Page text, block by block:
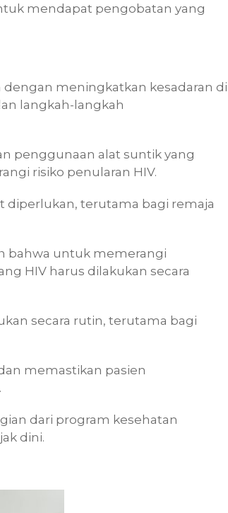
mendapat pengobatan yang
meningkatkan kesadaran di
langkah-langkah
penggunaan alat suntik yang
risiko penularan HIV.
diperlukan, terutama bagi remaja
bahwa untuk memerangi
HIV harus dilakukan secara
secara rutin, terutama bagi
memastikan pasien
dari program kesehatan
dini.